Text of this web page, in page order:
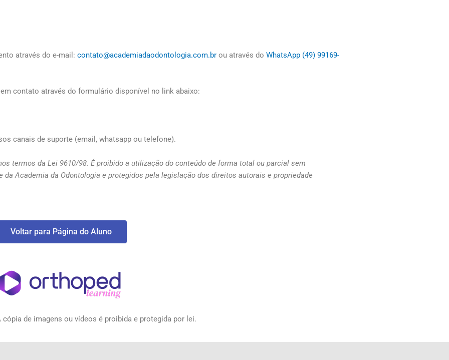
através do e-mail: contato@academiadaodontologia.com.br ou através do WhatsApp (49) 99169-
contato através do formulário disponível no link abaixo:
canais de suporte (email, whatsapp ou telefone).
termos da Lei 9610/98. É proibido a utilização do conteúdo de forma total ou parcial sem
Academia da Odontologia e protegidos pela legislação dos direitos autorais e propriedade
Voltar para Página do Aluno
de imagens ou vídeos é proibida e protegida por lei.